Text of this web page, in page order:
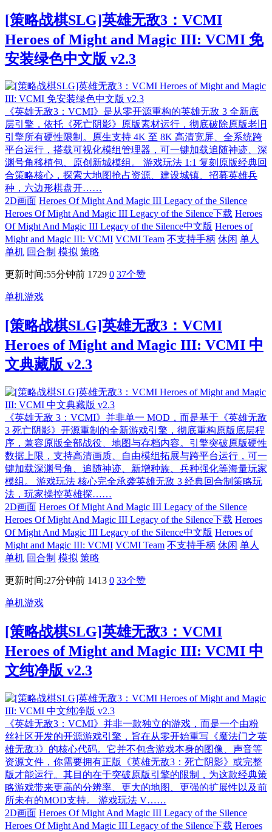
[策略战棋SLG]英雄无敌3：VCMI
Heroes of Might and Magic III: VCMI 免
安装绿色中文版 v2.3
《英雄无敌3：VCMI》是从零开源重构的英雄无敌 3 全新底
层引擎，依托《死亡阴影》原版素材运行，彻底破除原版老旧
引擎所有硬性限制。原生支持 4K 至 8K 高清宽屏、全系统跨
平台运行，搭载可视化模组管理器，可一键加载追随神迹、深
渊号角移植包、原创新城模组。 游戏玩法 1:1 复刻原版经典回
合策略核心，探索大地图抢占资源、建设城镇、招募英雄兵
种，六边形棋盘开……
2D画面 Heroes Of Might And Magic III Legacy of the Silence
Heroes Of Might And Magic III Legacy of the Silence下载 Heroes
Of Might And Magic III Legacy of the Silence中文版 Heroes of
Might and Magic III: VCMI VCMI Team 不支持手柄 休闲 单人
单机 回合制 模拟 策略
更新时间:55分钟前 1729 0 37个赞
单机游戏
[策略战棋SLG]英雄无敌3：VCMI
Heroes of Might and Magic III: VCMI 中
文典藏版 v2.3
《英雄无敌 3：VCMI》并非单一 MOD，而是基于《英雄无敌
3 死亡阴影》开源重制的全新游戏引擎，彻底重构原版底层程
序，兼容原版全部战役、地图与存档内容。引擎突破原版硬性
数据上限，支持高清画质、自由模组拓展与跨平台运行，可一
键加载深渊号角、追随神迹、新增种族、兵种强化等海量玩家
模组。 游戏玩法 核心完全承袭英雄无敌 3 经典回合制策略玩
法，玩家操控英雄探……
2D画面 Heroes Of Might And Magic III Legacy of the Silence
Heroes Of Might And Magic III Legacy of the Silence下载 Heroes
Of Might And Magic III Legacy of the Silence中文版 Heroes of
Might and Magic III: VCMI VCMI Team 不支持手柄 休闲 单人
单机 回合制 模拟 策略
更新时间:27分钟前 1413 0 33个赞
单机游戏
[策略战棋SLG]英雄无敌3：VCMI
Heroes of Might and Magic III: VCMI 中
文纯净版 v2.3
《英雄无敌3：VCMI》并非一款独立的游戏，而是一个由粉
丝社区开发的开源游戏引擎，旨在从零开始重写《魔法门之英
雄无敌3》的核心代码。它并不包含游戏本身的图像、声音等
资源文件，你需要拥有正版《英雄无敌3：死亡阴影》或完整
版才能运行。其目的在于突破原版引擎的限制，为这款经典策
略游戏带来更高的分辨率、更大的地图、更强的扩展性以及前
所未有的MOD支持。 游戏玩法 V……
2D画面 Heroes Of Might And Magic III Legacy of the Silence
Heroes Of Might And Magic III Legacy of the Silence下载 Heroes